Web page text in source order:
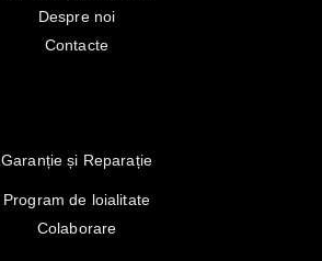
Despre noi
Contacte
Garanție și Reparație
Program de loialitate
Colaborare